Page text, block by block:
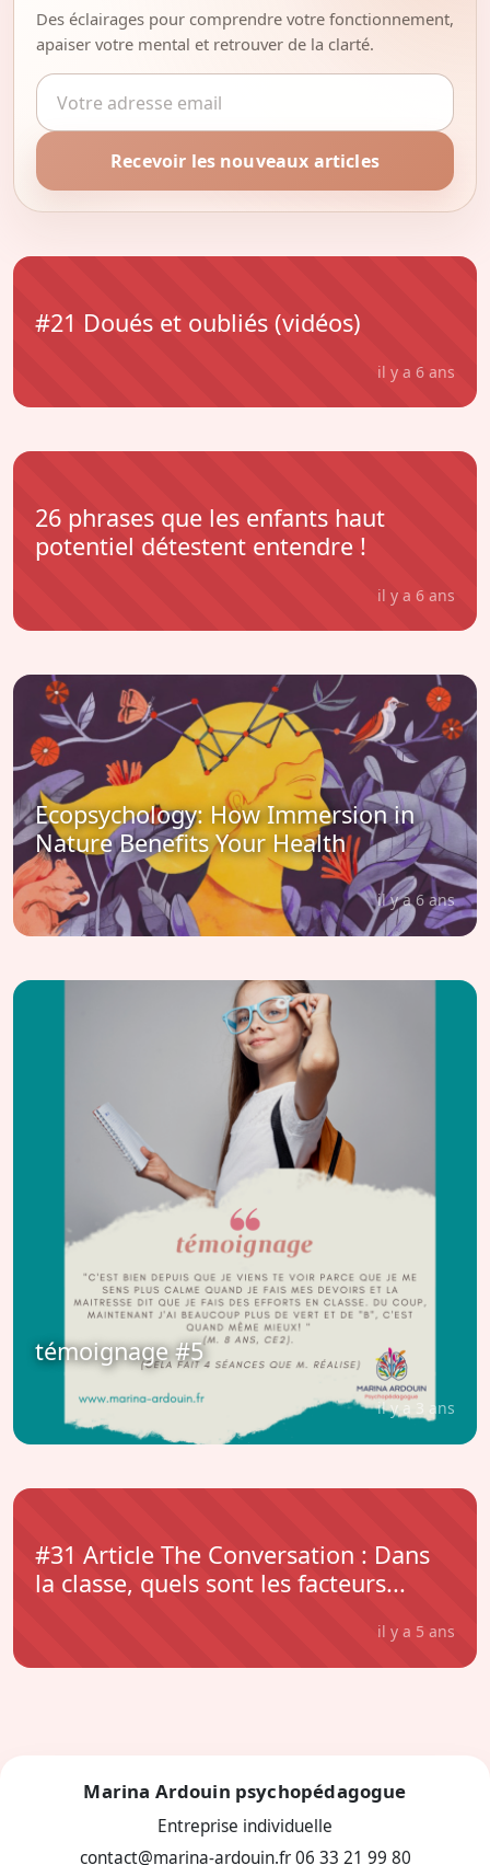
Des éclairages pour comprendre votre fonctionnement,
apaiser votre mental et retrouver de la clarté.
Adresse email
Recevoir les nouveaux articles
#21 Doués et oubliés (vidéos)
il y a 6 ans
26 phrases que les enfants haut
potentiel détestent entendre !
il y a 6 ans
Ecopsychology: How Immersion in
Nature Benefits Your Health
il y a 6 ans
témoignage #5
il y a 3 ans
#31 Article The Conversation : Dans
la classe, quels sont les facteurs...
il y a 5 ans
Marina Ardouin psychopédagogue
Entreprise individuelle
contact@marina-ardouin.fr 06 33 21 99 80